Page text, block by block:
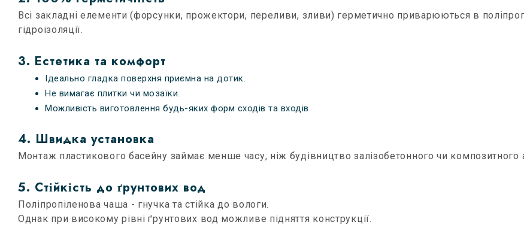
Всі закладні елементи (форсунки, прожектори, переливи, зливи) герметично приварюються в
гідроізоляції.
3. Естетика та комфорт
Ідеально гладка поверхня приємна на дотик.
Не вимагає плитки чи мозаїки.
Можливість виготовлення будь-яких форм сходів та входів.
4. Швидка установка
Монтаж пластикового басейну займає менше часу, ніж будівництво залізобетонного чи композитного
5. Стійкість до ґрунтових вод
Поліпропіленова чаша - гнучка та стійка до вологи.
Однак при високому рівні ґрунтових вод можливе підняття конструкції.